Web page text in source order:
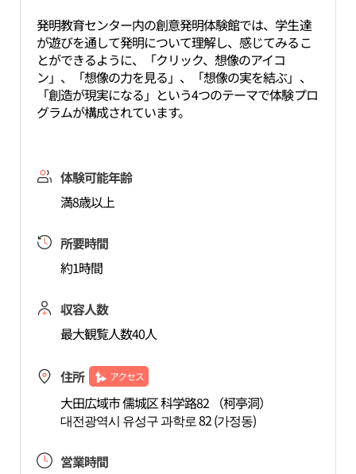
発明教育センター内の創意発明体験館では、学生達
が遊びを通して発明について理解し、感じてみるこ
とができるように、「クリック、想像のアイコ
ン」、「想像の力を見る」、「想像の実を結ぶ」、
「創造が現実になる」という4つのテーマで体験プロ
グラムが構成されています。
体験可能年齢
満8歳以上
所要時間
約1時間
収容人数
最大観覧人数40人
住所 アクセス
大田広域市 儒城区 科学路82 （柯亭洞）
대전광역시 유성구 과학로 82 (가정동)
営業時間